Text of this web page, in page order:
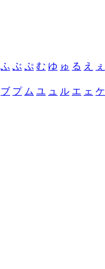
ふ ぶ ぷ む ゆ ゅ る え ぇ
ブ プ ム ユ ュ ル エ ェ ケ